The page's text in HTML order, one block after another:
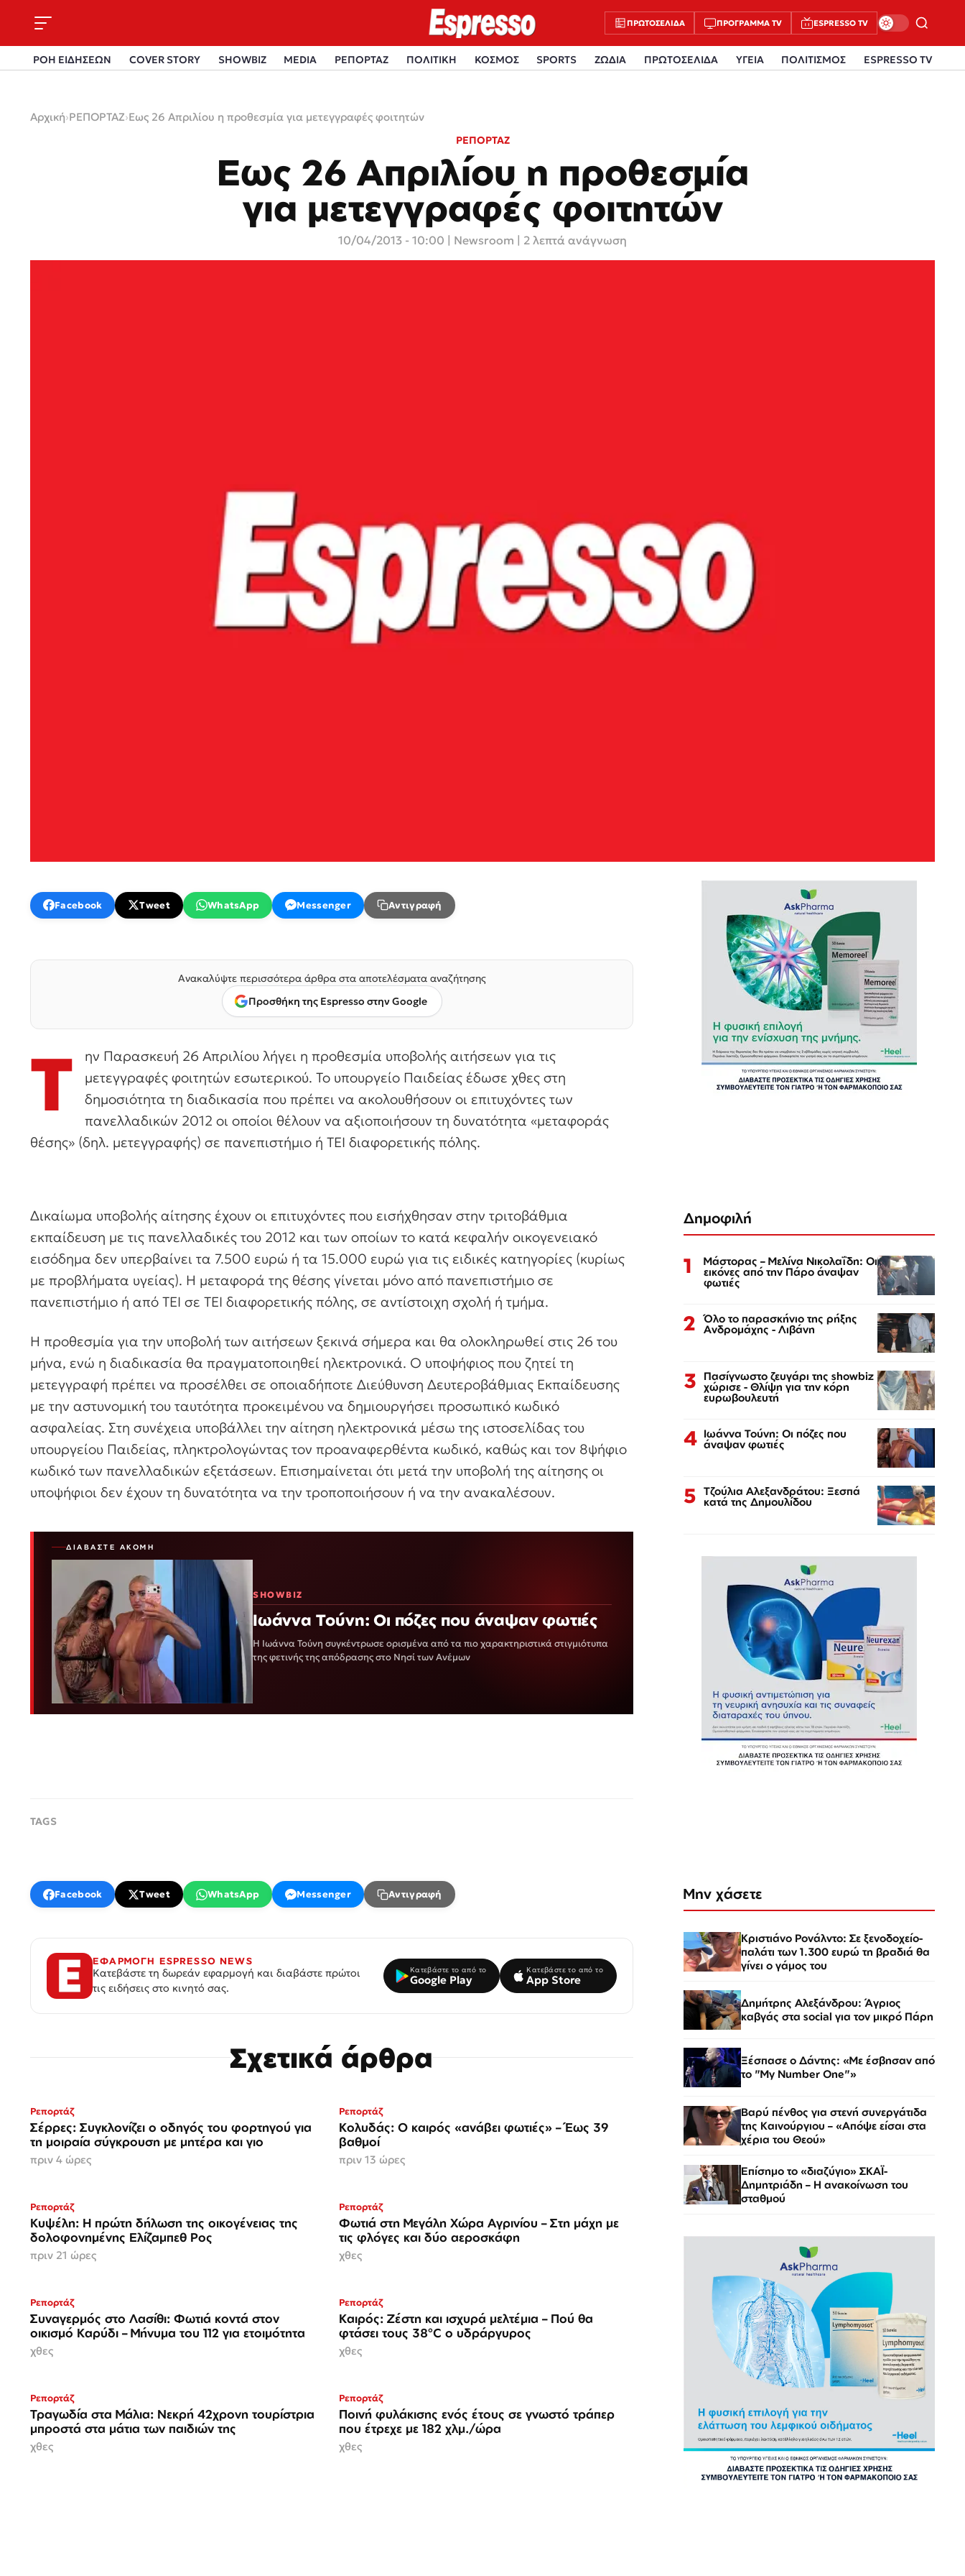
ΠΡΩΤΟΣΈΛΙΔΑ ΠΡΌΓΡΑΜΜΑ TV ESPRESSO TV
ΡΟΗ ΕΙΔΗΣΕΩΝ COVER STORY SHOWBIZ MEDIA ΡΕΠΟΡΤΑΖ ΠΟΛΙΤΙΚΗ ΚΟΣΜΟΣ SPORTS ΖΩΔΙΑ ΠΡΩΤΟΣΕΛΙΔΑ ΥΓΕΙΑ ΠΟΛΙΤΙΣΜΟΣ ESPRESSO TV
Αρχική›ΡΕΠΟΡΤΑΖ›Εως 26 Απριλίου η προθεσμία για μετεγγραφές φοιτητών
ΡΕΠΟΡΤΑΖ
Εως 26 Απριλίου η προθεσμία
για μετεγγραφές φοιτητών
10/04/2013 - 10:00 Newsroom | 2 λεπτά ανάγνωση
Facebook Tweet WhatsApp Messenger Αντιγραφή
Ανακαλύψτε περισσότερα άρθρα στα αποτελέσματα αναζήτησης
Προσθήκη της Espresso στην Google
Τ
ην Παρασκευή 26 Απριλίου λήγει η προθεσμία υποβολής αιτήσεων για τις
μετεγγραφές φοιτητών εσωτερικού. Το υπουργείο Παιδείας έδωσε χθες στη
δημοσιότητα τη διαδικασία που πρέπει να ακολουθήσουν οι επιτυχόντες των
πανελλαδικών 2012 οι οποίοι θέλουν να αξιοποιήσουν τη δυνατότητα «μεταφοράς
θέσης» (δηλ. μετεγγραφής) σε πανεπιστήμιο ή ΤΕΙ διαφορετικής πόλης.
Δικαίωμα υποβολής αίτησης έχουν οι επιτυχόντες που εισήχθησαν στην τριτοβάθμια
εκπαίδευση με τις πανελλαδικές του 2012 και των οποίων το κατά κεφαλήν οικογενειακό
εισόδημα δεν υπερβαίνει τα 7.500 ευρώ ή τα 15.000 ευρώ για τις ειδικές κατηγορίες (κυρίως
με προβλήματα υγείας). Η μεταφορά της θέσης γίνεται μόνο από πανεπιστήμιο σε
πανεπιστήμιο ή από ΤΕΙ σε ΤΕΙ διαφορετικής πόλης, σε αντίστοιχη σχολή ή τμήμα.
Η προθεσμία για την υποβολή των αιτήσεων ξεκινά σήμερα και θα ολοκληρωθεί στις 26 του
μήνα, ενώ η διαδικασία θα πραγματοποιηθεί ηλεκτρονικά. Ο υποψήφιος που ζητεί τη
μετεγγραφή πρέπει να προσέλθει σε οποιαδήποτε Διεύθυνση Δευτεροβάθμιας Εκπαίδευσης
με την αστυνομική του ταυτότητα προκειμένου να δημιουργήσει προσωπικό κωδικό
ασφαλείας. Στη συνέχεια υποβάλλει την αίτηση ηλεκτρονικά μέσω της ιστοσελίδας του
υπουργείου Παιδείας, πληκτρολογώντας τον προαναφερθέντα κωδικό, καθώς και τον 8ψήφιο
κωδικό των πανελλαδικών εξετάσεων. Επισημαίνεται ότι μετά την υποβολή της αίτησης οι
υποψήφιοι δεν έχουν τη δυνατότητα να την τροποποιήσουν ή να την ανακαλέσουν.
ΔΙΑΒΆΣΤΕ ΑΚΌΜΗ
SHOWBIZ
Ιωάννα Τούνη: Οι πόζες που άναψαν φωτιές
H Ιωάννα Τούνη συγκέντρωσε ορισμένα από τα πιο χαρακτηριστικά στιγμιότυπα
της φετινής της απόδρασης στο Νησί των Ανέμων
Facebook Tweet WhatsApp Messenger Αντιγραφή
ΕΦΑΡΜΟΓΗ ESPRESSO NEWS
Κατεβάστε τη δωρεάν εφαρμογή και διαβάστε πρώτοι
τις ειδήσεις στο κινητό σας.
Κατεβάστε το από το
Google Play
Κατεβάστε το από το
App Store
Σχετικά άρθρα
Ρεπορτάζ
Σέρρες: Συγκλονίζει ο οδηγός του φορτηγού για
τη μοιραία σύγκρουση με μητέρα και γιο
πριν 4 ώρες
Ρεπορτάζ
Κολυδάς: Ο καιρός «ανάβει φωτιές» – Έως 39
βαθμοί
πριν 13 ώρες
Ρεπορτάζ
Κυψέλη: Η πρώτη δήλωση της οικογένειας της
δολοφονημένης Ελίζαμπεθ Ρος
πριν 21 ώρες
Ρεπορτάζ
Φωτιά στη Μεγάλη Χώρα Αγρινίου – Στη μάχη με
τις φλόγες και δύο αεροσκάφη
χθες
Ρεπορτάζ
Συναγερμός στο Λασίθι: Φωτιά κοντά στον
οικισμό Καρύδι – Μήνυμα του 112 για ετοιμότητα
χθες
Ρεπορτάζ
Καιρός: Ζέστη και ισχυρά μελτέμια – Πού θα
φτάσει τους 38°C ο υδράργυρος
χθες
Ρεπορτάζ
Τραγωδία στα Μάλια: Νεκρή 42χρονη τουρίστρια
μπροστά στα μάτια των παιδιών της
χθες
Ρεπορτάζ
Ποινή φυλάκισης ενός έτους σε γνωστό τράπερ
που έτρεχε με 182 χλμ./ώρα
χθες
Δημοφιλή
1 Μάστορας – Μελίνα Νικολαΐδη: Οι
εικόνες από την Πάρο άναψαν
φωτιές
2 Όλο το παρασκήνιο της ρήξης
Ανδρομάχης - Λιβάνη
3 Πασίγνωστο ζευγάρι της showbiz
χώρισε - Θλίψη για την κόρη
ευρωβουλευτή
4 Ιωάννα Τούνη: Οι πόζες που
άναψαν φωτιές
5 Τζούλια Αλεξανδράτου: Ξεσπά
κατά της Δημουλίδου
Μην χάσετε
Κριστιάνο Ρονάλντο: Σε ξενοδοχείο-
παλάτι των 1.300 ευρώ τη βραδιά θα
γίνει ο γάμος του
Δημήτρης Αλεξάνδρου: Άγριος
καβγάς στα social για τον μικρό Πάρη
Ξέσπασε ο Δάντης: «Με έσβησαν από
το "My Number One"»
Βαρύ πένθος για στενή συνεργάτιδα
της Καινούργιου – «Απόψε είσαι στα
χέρια του Θεού»
Επίσημο το «διαζύγιο» ΣΚΑΪ-
Δημητριάδη – Η ανακοίνωση του
σταθμού